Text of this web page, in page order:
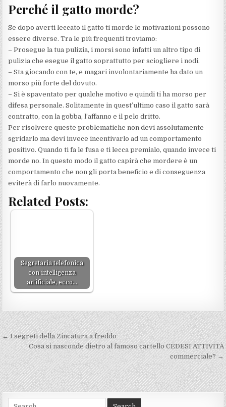
Perché il gatto morde?
Se dopo averti leccato il gatto ti morde le motivazioni possono
essere diverse. Tra le più frequenti troviamo:
– Prosegue la tua pulizia, i morsi sono infatti un altro tipo di
pulizia che esegue il gatto soprattutto per sciogliere i nodi.
– Sta giocando con te, e magari involontariamente ha dato un
morso più forte del dovuto.
– Si è spaventato per qualche motivo e quindi ti ha morso per
difesa personale. Solitamente in quest’ultimo caso il gatto sarà
contratto, con la gobba, l’affanno e il pelo dritto.
Per risolvere queste problematiche non devi assolutamente
sgridarlo ma devi invece incentivarlo ad un comportamento
positivo. Quando ti fa le fusa e ti lecca premialo, quando invece ti
morde no. In questo modo il gatto capirà che mordere è un
comportamento che non gli porta beneficio e di conseguenza
eviterà di farlo nuovamente.
Related Posts:
Segretaria telefonica
con intelligenza
artificiale, ecco…
Navigazione
articoli
← I segreti della Zincatura a freddo
Cosa si nasconde dietro al famoso cartello CEDESI ATTIVITÀ
commerciale? →
Search